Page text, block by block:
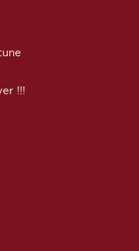
!!!